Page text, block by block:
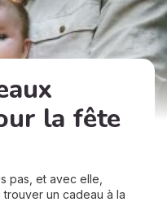
la fête
pas, et avec elle,
un cadeau à la